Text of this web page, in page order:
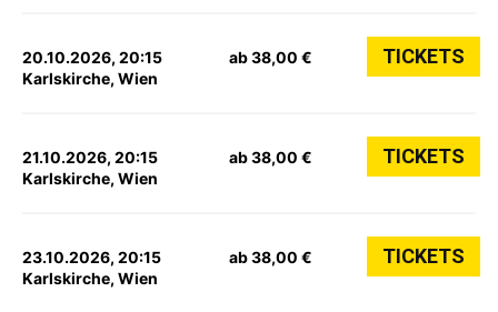
20.10.2026, 20:15
Karlskirche, Wien
ab 38,00 € TICKETS
21.10.2026, 20:15
Karlskirche, Wien
ab 38,00 € TICKETS
23.10.2026, 20:15
Karlskirche, Wien
ab 38,00 € TICKETS